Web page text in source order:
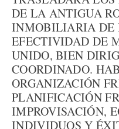
DE LA ANTIGUA
INMOBILIARIA DE
EFECTIVIDAD DE
UNIDO, BIEN
COORDINADO.
ORGANIZACIÓN
PLANIFICACIÓN
IMPROVISACIÓN,
INDIVIDUOS Y